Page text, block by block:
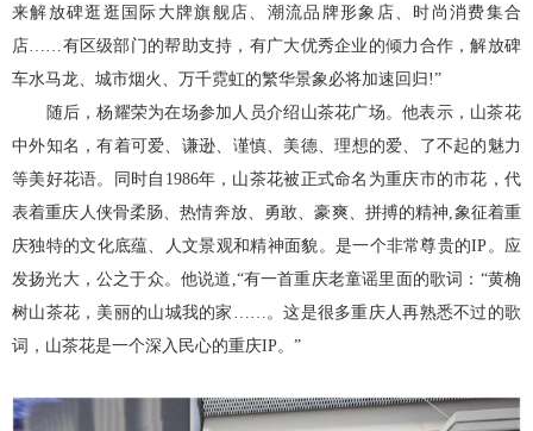
来解放碑逛逛国际大牌旗舰店、潮流品牌形象店、时尚消费集合
店……有区级部门的帮助支持，有广大优秀企业的倾力合作，解放碑
车水马龙、城市烟火、万千霓虹的繁华景象必将加速回归!”
随后，杨耀荣为在场参加人员介绍山茶花广场。他表示，山茶花
中外知名，有着可爱、谦逊、谨慎、美德、理想的爱、了不起的魅力
等美好花语。同时自1986年，山茶花被正式命名为重庆市的市花，代
表着重庆人侠骨柔肠、热情奔放、勇敢、豪爽、拼搏的精神,象征着重
庆独特的文化底蕴、人文景观和精神面貌。是一个非常尊贵的IP。应
发扬光大，公之于众。他说道,“有一首重庆老童谣里面的歌词：“黄桷
树山茶花，美丽的山城我的家……。这是很多重庆人再熟悉不过的歌
词，山茶花是一个深入民心的重庆IP。”